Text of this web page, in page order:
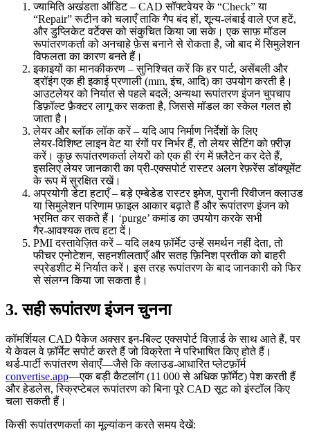
ज्यामिति अखंडता ऑडिट– CAD सॉफ्टवेयर के “Check” या
“Repair” रूटीन को चलाएँ ताकि गैप बंद हों, शून्य‑लंबाई वाले एज हटें,
और डुप्लिकेट वर्टेक्स को संकुचित किया जा सके। एक साफ़ मॉडल
रूपांतरणकर्ता को अनचाहे फ़ेस बनाने से रोकता है, जो बाद में सिमुलेशन
विफलता का कारण बनते हैं।
इकाइयों का मानकीकरण – सुनिश्चित करें कि हर पार्ट, असेंबली और
ड्रॉइंग एक ही इकाई प्रणाली (mm, इंच, आदि) का उपयोग करती है।
आउटलेयर को निर्यात से पहले बदलें; अन्यथा रूपांतरण इंजन चुपचाप
डिफ़ॉल्ट फ़ैक्टर लागू कर सकता है, जिससे मॉडल का स्केल गलत हो
जाता है।
लेयर और ब्लॉक लॉक करें– यदि आप निर्माण निर्देशों के लिए
लेयर‑विशिष्ट लाइन वेट या रंगों पर निर्भर हैं, तो लेयर सेटिंग को फ़्रीज़
करें। कुछ रूपांतरणकर्ता लेयरों को एक ही रंग में फ़्लैटेन कर देते हैं,
इसलिए लेयर जानकारी का प्री‑एक्सपोर्ट रास्टर अलग रेफ़रेंस डॉक्यूमेंट
के रूप में सुरक्षित रखें।
अप्रयोगी डेटा हटाएँ– बड़े एम्बेडेड रास्टर इमेज, पुरानी रिवीजन क्लाउड
या सिमुलेशन परिणाम फ़ाइल आकार बढ़ाते हैं और रूपांतरण इंजन को
भ्रमित कर सकते हैं। ‘purge’ कमांड का उपयोग करके सभी
गैर‑आवश्यक तत्व हटा दें।
PMI दस्तावेज़ित करें– यदि लक्ष्य फ़ॉर्मेट उन्हें समर्थन नहीं देता, तो
फीचर एनोटेशन, सहनशीलताएँ और सतह फ़िनिश प्रतीक को बाहरी
स्प्रेडशीट में निर्यात करें। इस तरह रूपांतरण के बाद जानकारी को फिर
से संलग्न किया जा सकता है।
3. सही रूपांतरण इंजन चुनना
कॉमर्शियल CAD पैकेज अक्सर इन‑बिल्ट एक्सपोर्ट विज़ार्ड के साथ आते हैं, पर
ये केवल वे फ़ॉर्मेट सपोर्ट करते हैं जो विक्रेता ने परिभाषित किए होते हैं।
थर्ड‑पार्टी रूपांतरण सेवाएँ—जैसे कि क्लाउड‑आधारित प्लेटफ़ॉर्म
convertise.app—एक बड़ी कैटलॉग (11 000 से अधिक फ़ॉर्मेट) पेश करती हैं
और हेडलेस, स्क्रिप्टेबल रूपांतरण को बिना पूरे CAD सूट को इंस्टॉल किए
चला सकती हैं।
किसी रूपांतरणकर्ता का मूल्यांकन करते समय देखें: